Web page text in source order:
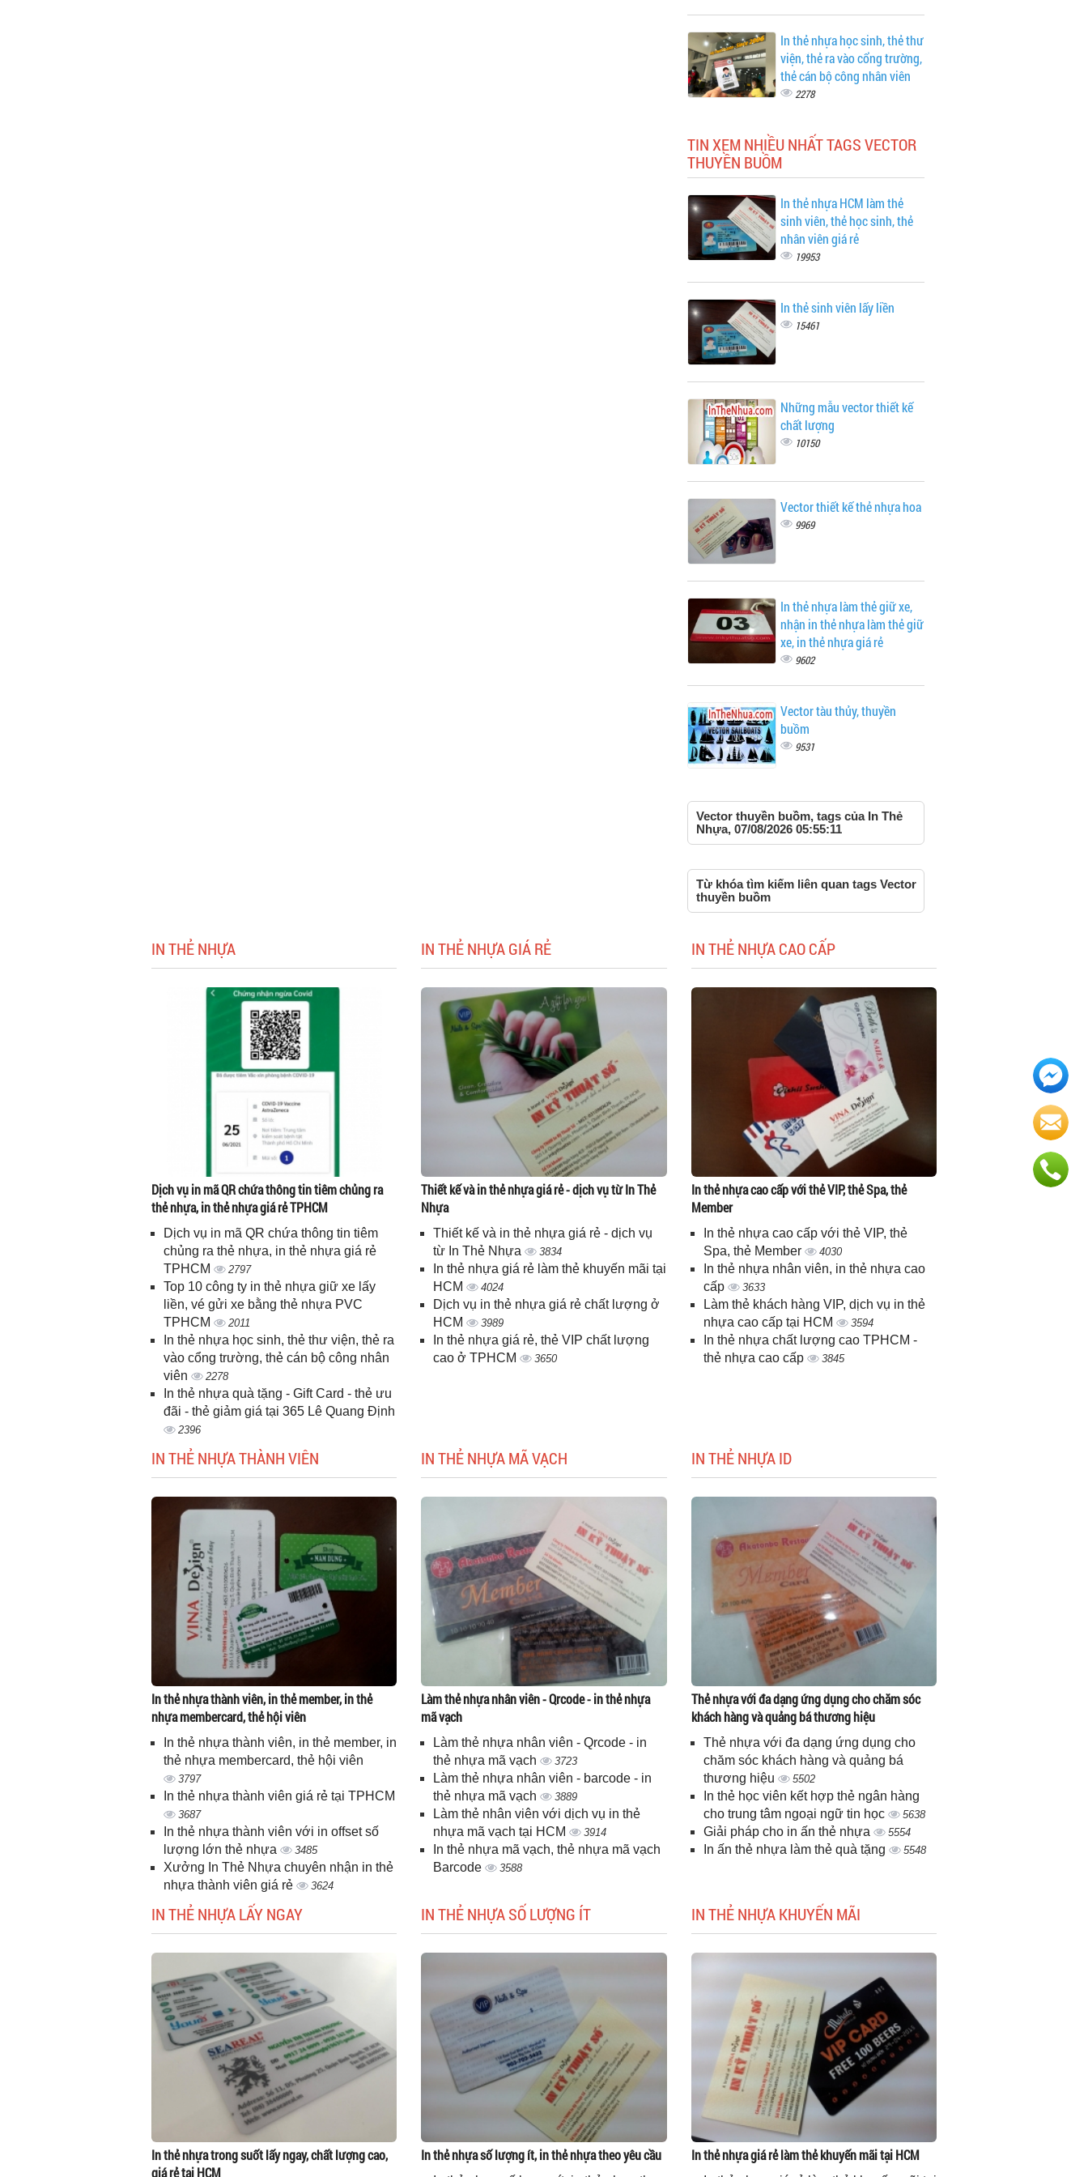
In thẻ nhựa học sinh, thẻ thư
viện, thẻ ra vào cổng trường,
thẻ cán bộ công nhân viên
2278
TIN XEM NHIỀU NHẤT TAGS VECTOR
THUYỀN BUỒM
In thẻ nhựa HCM làm thẻ
sinh viên, thẻ học sinh, thẻ
nhân viên giá rẻ
19953
In thẻ sinh viên lấy liền
15461
Những mẫu vector thiết kế
chất lượng
10150
Vector thiết kế thẻ nhựa hoa
9969
In thẻ nhựa làm thẻ giữ xe,
nhận in thẻ nhựa làm thẻ giữ
xe, in thẻ nhựa giá rẻ
9602
Vector tàu thủy, thuyền
buồm
9531
Vector thuyền buồm, tags của In Thẻ
Nhựa, 07/08/2026 05:55:11
Từ khóa tìm kiếm liên quan tags Vector
thuyền buồm
IN THẺ NHỰA
Dịch vụ in mã QR chứa thông tin tiêm chủng ra
thẻ nhựa, in thẻ nhựa giá rẻ TPHCM
Dịch vụ in mã QR chứa thông tin tiêm
chủng ra thẻ nhựa, in thẻ nhựa giá rẻ
TPHCM
2797
Top 10 công ty in thẻ nhựa giữ xe lấy
liền, vé gửi xe bằng thẻ nhựa PVC
TPHCM
2011
In thẻ nhựa học sinh, thẻ thư viện, thẻ ra
vào cổng trường, thẻ cán bộ công nhân
viên
2278
In thẻ nhựa quà tặng - Gift Card - thẻ ưu
đãi - thẻ giảm giá tại 365 Lê Quang Định
2396
IN THẺ NHỰA GIÁ RẺ
Thiết kế và in thẻ nhựa giá rẻ - dịch vụ từ In Thẻ
Nhựa
Thiết kế và in thẻ nhựa giá rẻ - dịch vụ
từ In Thẻ Nhựa
3834
In thẻ nhựa giá rẻ làm thẻ khuyến mãi tại
HCM
4024
Dịch vụ in thẻ nhựa giá rẻ chất lượng ở
HCM
3989
In thẻ nhựa giá rẻ, thẻ VIP chất lượng
cao ở TPHCM
3650
IN THẺ NHỰA CAO CẤP
In thẻ nhựa cao cấp với thẻ VIP, thẻ Spa, thẻ
Member
In thẻ nhựa cao cấp với thẻ VIP, thẻ
Spa, thẻ Member
4030
In thẻ nhựa nhân viên, in thẻ nhựa cao
cấp
3633
Làm thẻ khách hàng VIP, dịch vụ in thẻ
nhựa cao cấp tại HCM
3594
In thẻ nhựa chất lượng cao TPHCM -
thẻ nhựa cao cấp
3845
IN THẺ NHỰA THÀNH VIÊN
In thẻ nhựa thành viên, in thẻ member, in thẻ
nhựa membercard, thẻ hội viên
In thẻ nhựa thành viên, in thẻ member, in
thẻ nhựa membercard, thẻ hội viên
3797
In thẻ nhựa thành viên giá rẻ tại TPHCM
3687
In thẻ nhựa thành viên với in offset số
lượng lớn thẻ nhựa
3485
Xưởng In Thẻ Nhựa chuyên nhận in thẻ
nhựa thành viên giá rẻ
3624
IN THẺ NHỰA MÃ VẠCH
Làm thẻ nhựa nhân viên - Qrcode - in thẻ nhựa
mã vạch
Làm thẻ nhựa nhân viên - Qrcode - in
thẻ nhựa mã vạch
3723
Làm thẻ nhựa nhân viên - barcode - in
thẻ nhựa mã vạch
3889
Làm thẻ nhân viên với dịch vụ in thẻ
nhựa mã vạch tại HCM
3914
In thẻ nhựa mã vạch, thẻ nhựa mã vạch
Barcode
3588
IN THẺ NHỰA ID
Thẻ nhựa với đa dạng ứng dụng cho chăm sóc
khách hàng và quảng bá thương hiệu
Thẻ nhựa với đa dạng ứng dụng cho
chăm sóc khách hàng và quảng bá
thương hiệu
5502
In thẻ học viên kết hợp thẻ ngân hàng
cho trung tâm ngoại ngữ tin học
5638
Giải pháp cho in ấn thẻ nhựa 5554
In ấn thẻ nhựa làm thẻ quà tặng 5548
IN THẺ NHỰA LẤY NGAY
In thẻ nhựa trong suốt lấy ngay, chất lượng cao,
giá rẻ tại HCM
IN THẺ NHỰA SỐ LƯỢNG ÍT
In thẻ nhựa số lượng ít, in thẻ nhựa theo yêu cầu
IN THẺ NHỰA KHUYẾN MÃI
In thẻ nhựa giá rẻ làm thẻ khuyến mãi tại HCM